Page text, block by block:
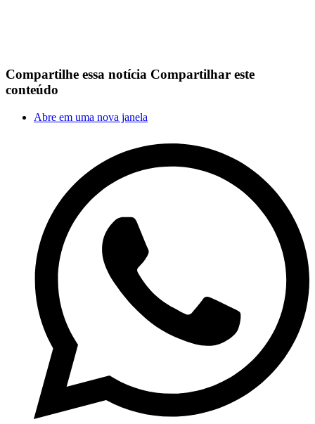
Compartilhe essa notícia Compartilhar este
conteúdo
Abre em uma nova janela